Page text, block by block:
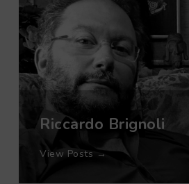
Riccardo Brignoli
View Posts →